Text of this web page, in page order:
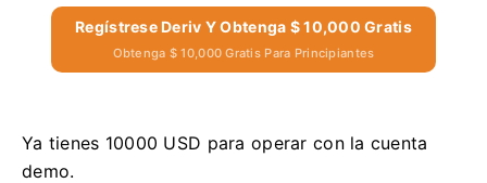
Regístrese Deriv Y Obtenga $ 10,000 Gratis
Obtenga $ 10,000 Gratis Para Principiantes
Ya tienes 10000 USD para operar con la cuenta
demo.